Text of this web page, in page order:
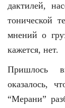
дактилей,
тонической
мнений о
кажется, нет.
Пришлось
оказалось,
“Мерани”